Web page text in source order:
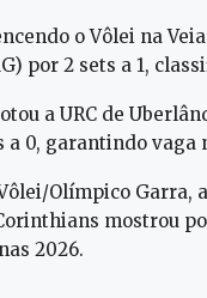
o Vôlei na
por 2 sets a 1,
a URC de
0, garantindo vaga
Olímpico Garra,
mostrou
2026.